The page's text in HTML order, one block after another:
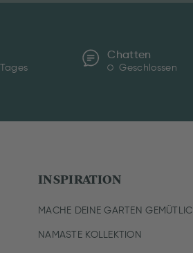
Chatten
Geschlossen
INSPIRATION
MACHE DEINE GARTEN
NAMASTE KOLLEKTION